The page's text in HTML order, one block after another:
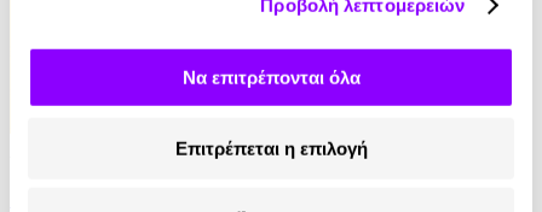
Προβολή λεπτομερειών
Να επιτρέπονται όλα
Επιτρέπεται η επιλογή
• 1 Credit